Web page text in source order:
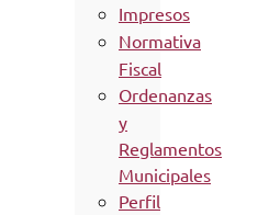
Impresos
Normativa
Fiscal
Ordenanzas
y
Reglamentos
Municipales
Perfil